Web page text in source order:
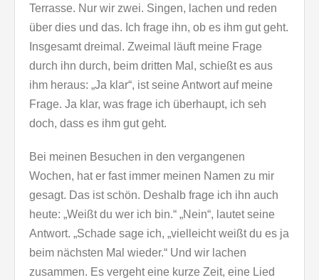
Terrasse. Nur wir zwei. Singen, lachen und reden
über dies und das. Ich frage ihn, ob es ihm gut geht.
Insgesamt dreimal. Zweimal läuft meine Frage
durch ihn durch, beim dritten Mal, schießt es aus
ihm heraus: „Ja klar“, ist seine Antwort auf meine
Frage. Ja klar, was frage ich überhaupt, ich seh
doch, dass es ihm gut geht.
Bei meinen Besuchen in den vergangenen
Wochen, hat er fast immer meinen Namen zu mir
gesagt. Das ist schön. Deshalb frage ich ihn auch
heute: „Weißt du wer ich bin.“ „Nein“, lautet seine
Antwort. „Schade sage ich, „vielleicht weißt du es ja
beim nächsten Mal wieder.“ Und wir lachen
zusammen. Es vergeht eine kurze Zeit, eine Lied